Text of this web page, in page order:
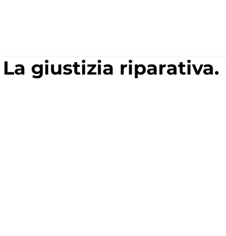
La giustizia riparativa.